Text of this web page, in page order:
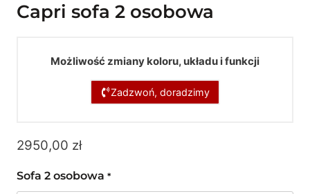
Capri sofa 2 osobowa
Możliwość zmiany koloru, układu i funkcji
Zadzwoń, doradzimy
2950,00 zł
Sofa 2 osobowa *